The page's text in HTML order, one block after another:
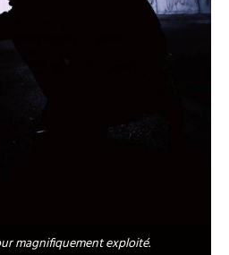
magnifiquement exploité.